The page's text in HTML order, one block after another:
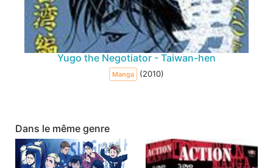
Yugo the Negotiator - Taiwan-hen
Manga (2010)
Dans le même genre